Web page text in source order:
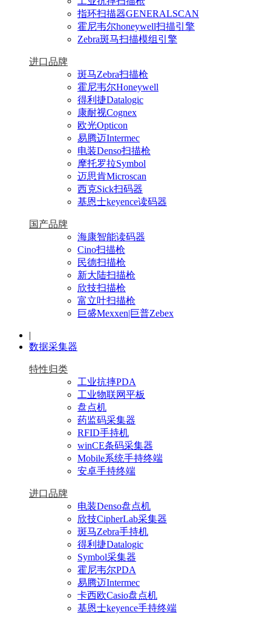
指环扫描器GENERALSCAN
霍尼韦尔honeywell扫描引擎
Zebra斑马扫描模组引擎
进口品牌
斑马Zebra扫描枪
霍尼韦尔Honeywell
得利捷Datalogic
康耐视Cognex
欧光Opticon
易腾迈Intermec
电装Denso扫描枪
摩托罗拉Symbol
迈思肯Microscan
西克Sick扫码器
基恩士keyence读码器
国产品牌
海康智能读码器
Cino扫描枪
民德扫描枪
新大陆扫描枪
欣技扫描枪
富立叶扫描枪
巨盛Mexxen|巨普Zebex
|
数据采集器
特性归类
工业抗摔PDA
工业物联网平板
盘点机
药监码采集器
RFID手持机
winCE条码采集器
Mobile系统手持终端
安卓手持终端
进口品牌
电装Denso盘点机
欣技CipherLab采集器
斑马Zebra手持机
得利捷Datalogic
Symbol采集器
霍尼韦尔PDA
易腾迈Intermec
卡西欧Casio盘点机
基恩士keyence手持终端